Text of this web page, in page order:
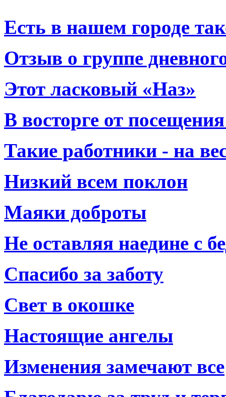
Есть в нашем городе
Отзыв о группе
Этот ласковый «Наз»
В восторге от
Такие работники - на
Низкий всем поклон
Маяки доброты
Не оставляя наедине с
Спасибо за заботу
Свет в окошке
Настоящие ангелы
Изменения замечают все